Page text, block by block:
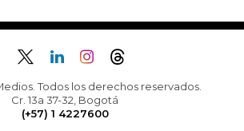
Todos los derechos reservados.
Cr. 13a 37-32, Bogotá
(+57) 1 4227600